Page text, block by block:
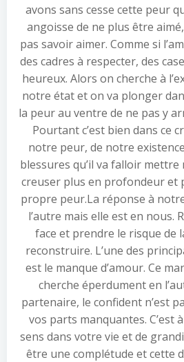
avons sans cesse cette peur
angoisse de ne plus être
pas savoir aimer. Comme si
des cadres à respecter, des
heureux. Alors on cherche à
notre état et on va plonger
la peur au ventre de ne pas y
Pourtant c’est bien dans ce
notre peur, de notre
blessures qu’il va falloir
creuser plus en profondeur
propre peur.La réponse à
l’autre mais elle est en nous.
face et prendre le risque de
reconstruire. L’une des
est le manque d’amour. Ce
cherche éperdument en
partenaire, le confident n’est
vos parts manquantes. C’est
sens dans votre vie et de
être une complétude et cette